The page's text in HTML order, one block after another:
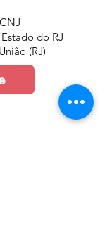
do RJ
(RJ)